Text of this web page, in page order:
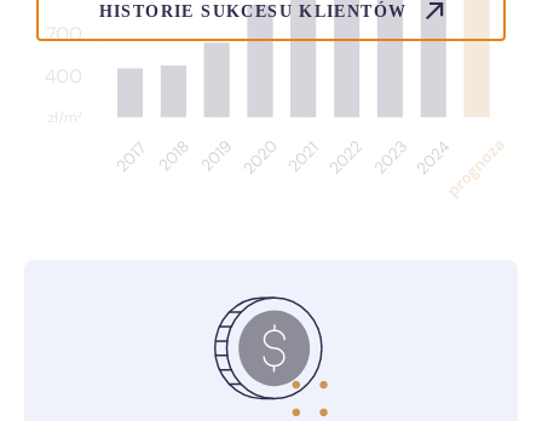
HISTORIE SUKCESU KLIENTÓW